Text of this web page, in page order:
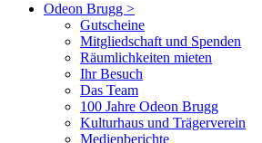
Odeon Brugg >
Gutscheine
Mitgliedschaft und Spenden
Räumlichkeiten mieten
Ihr Besuch
Das Team
100 Jahre Odeon Brugg
Kulturhaus und Trägerverein
Medienberichte